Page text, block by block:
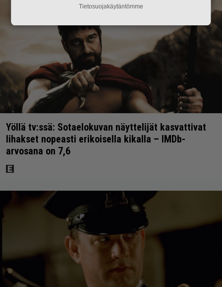
Yöllä tv:ssä: Sotaelokuvan näyttelijät kasvattivat
lihakset nopeasti erikoisella kikalla – IMDb-
arvosana on 7,6
Tietosuojakäytäntömme